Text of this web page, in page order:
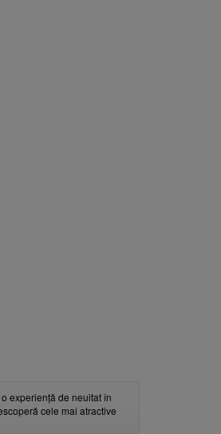
experiență de neuitat în
cele mai atractive